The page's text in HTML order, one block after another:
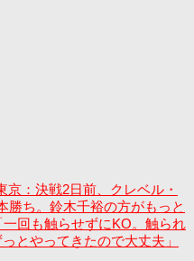
京：決戦2日前、クレベル・
勝ち。鈴木千裕の方がもっと
回も触らせずにKO。触られ
とやってきたので大丈夫」